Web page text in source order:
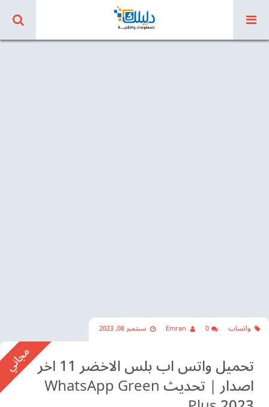
واتساب 0
Emran سبتمبر 08, 2023
تحميل واتس اب بلس الاخضر 11 اخر
اصدار | تحديث WhatsApp Green